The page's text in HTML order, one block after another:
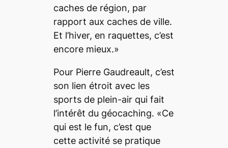
caches de région, par
rapport aux caches de ville.
Et l’hiver, en raquettes, c’est
encore mieux.»
Pour Pierre Gaudreault, c’est
son lien étroit avec les
sports de plein-air qui fait
l’intérêt du géocaching. «Ce
qui est le fun, c’est que
cette activité se pratique